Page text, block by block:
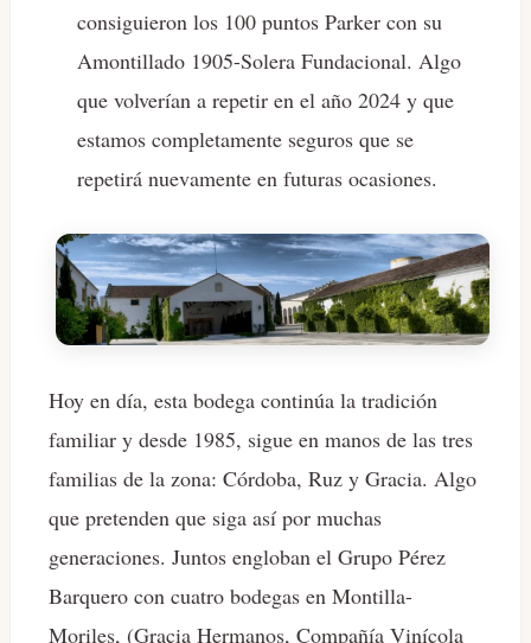
consiguieron los 100 puntos Parker con su
Amontillado 1905-Solera Fundacional. Algo
que volverían a repetir en el año 2024 y que
estamos completamente seguros que se
repetirá nuevamente en futuras ocasiones.
Hoy en día, esta bodega continúa la tradición
familiar y desde 1985, sigue en manos de las tres
familias de la zona: Córdoba, Ruz y Gracia. Algo
que pretenden que siga así por muchas
generaciones. Juntos engloban el Grupo Pérez
Barquero con cuatro bodegas en Montilla-
Moriles, (Gracia Hermanos, Compañía Vinícola